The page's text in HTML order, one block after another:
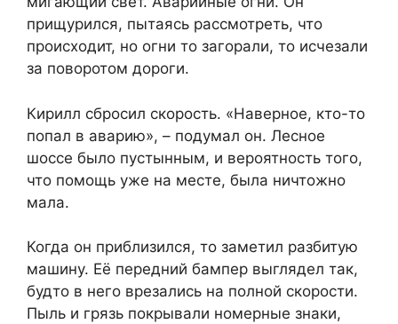
прищурился, пытаясь рассмотреть, что
происходит, но огни то загорали, то исчезали
за поворотом дороги.
Кирилл сбросил скорость. «Наверное, кто-то
попал в аварию», – подумал он. Лесное
шоссе было пустынным, и вероятность того,
что помощь уже на месте, была ничтожно
мала.
Когда он приблизился, то заметил разбитую
машину. Её передний бампер выглядел так,
будто в него врезались на полной скорости.
Пыль и грязь покрывали номерные знаки,